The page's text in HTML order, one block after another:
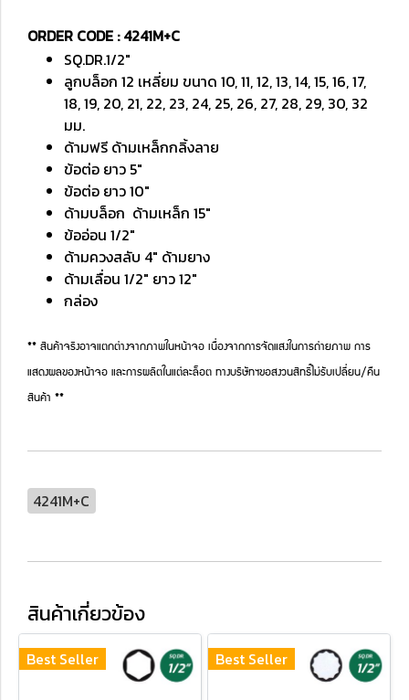
ORDER CODE : 4241M+C
SQ.DR.1/2"
ลูกบล็อก 12 เหลี่ยม ขนาด 10, 11, 12, 13, 14, 15, 16, 17,
18, 19, 20, 21, 22, 23, 24, 25, 26, 27, 28, 29, 30, 32
มม.
ด้ามฟรี ด้ามเหล็กกลิ้งลาย
ข้อต่อ ยาว 5"
ข้อต่อ ยาว 10"
ด้ามบล็อก ด้ามเหล็ก 15"
ข้ออ่อน 1/2"
ด้ามควงสลับ 4" ด้ามยาง
ด้ามเลื่อน 1/2" ยาว 12"
กล่อง
** สินค้าจริงอาจแตกต่างจากภาพในหน้าจอ เนื่องจากการจัดแสงในการถ่ายภาพ การ
แสดงผลของหน้าจอ และการผลิตในแต่ละล็อต ทางบริษัทฯขอสงวนสิทธิ์ไม่รับเปลี่ยน/คืน
สินค้า **
4241M+C
สินค้าเกี่ยวข้อง
Best Seller Best Seller